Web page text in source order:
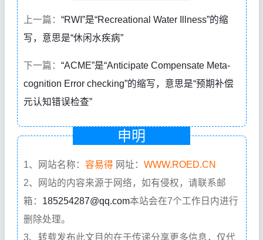
上一篇： “RWI”是“Recreational Water Illness”的缩
写，意思是“休闲水疾病”
下一篇： “ACME”是“Anticipate Compensate Meta-
cognition Error checking”的缩写，意思是“预期补偿
元认知错误检查”
申明
1、网站名称： 容易得 网址： WWW.ROED.CN
2、网站的内容来源于网络，如有侵权，请联系邮
箱： 185254287@qq.com本站会在7个工作日内进行
删除处理。
3、转载发布此文目的在于传递分享更多信息，仅代